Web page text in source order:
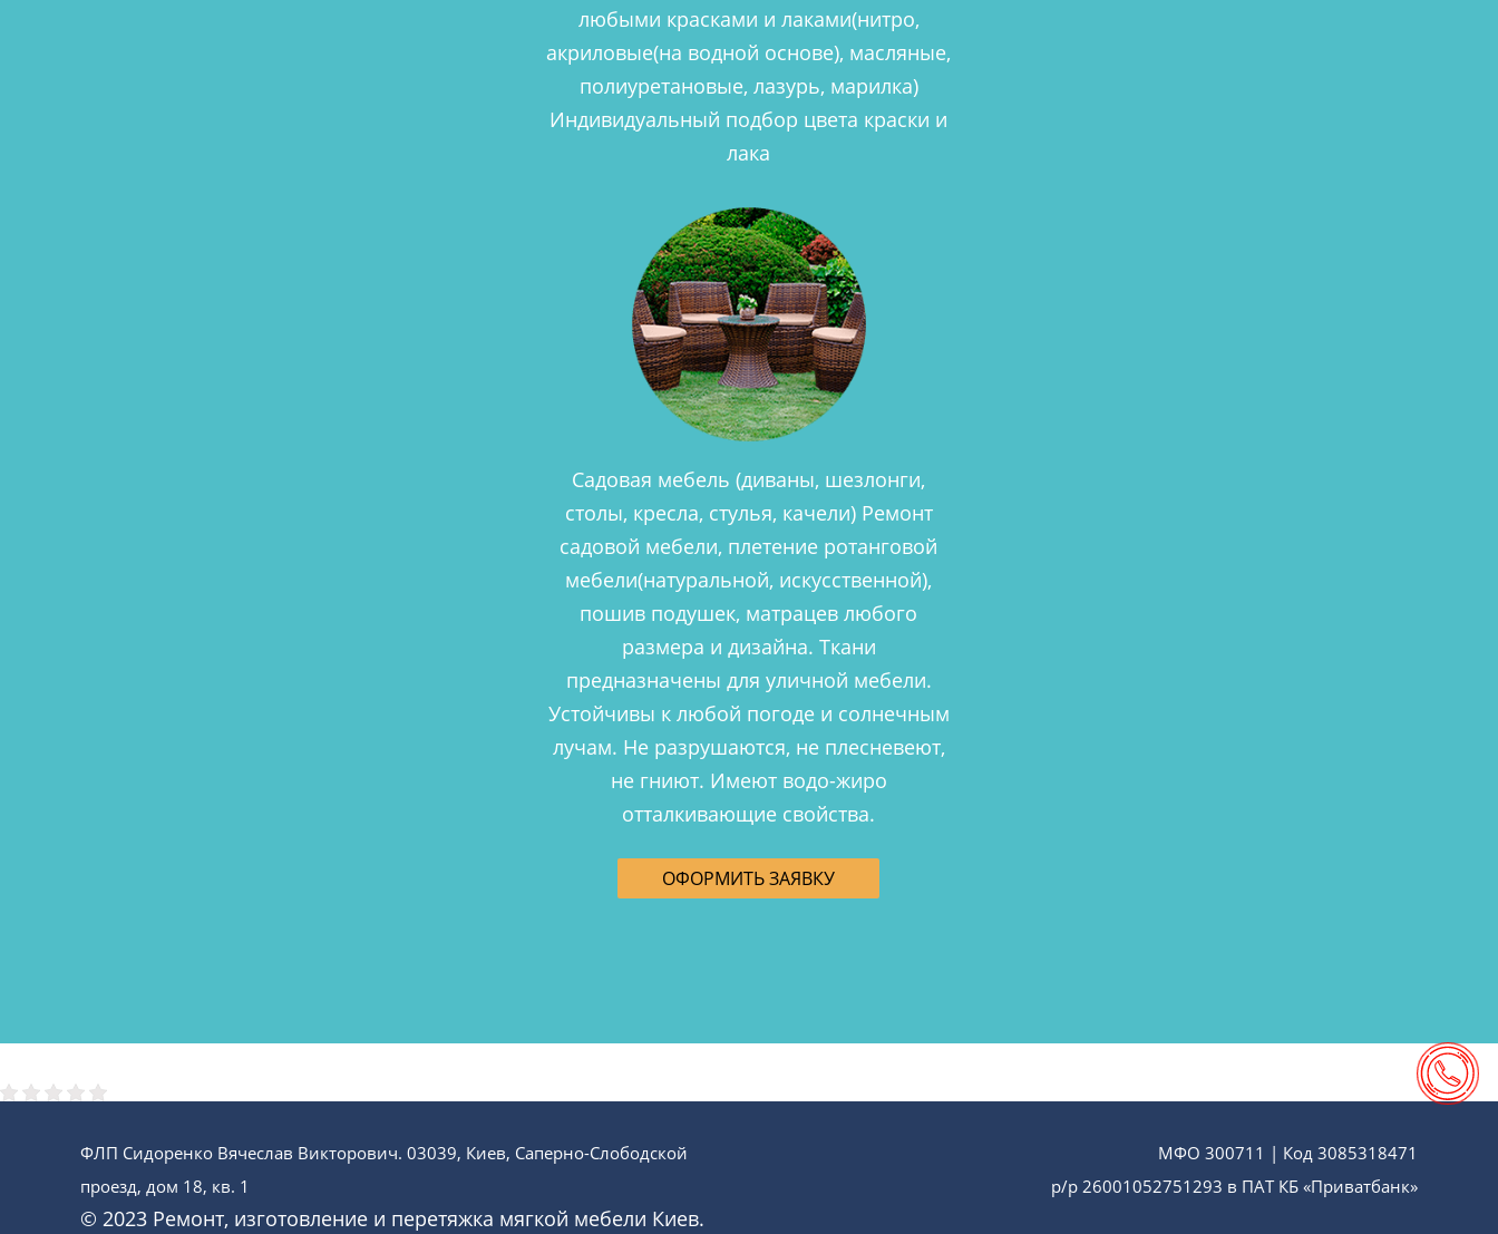
любыми красками и лаками(нитро,
акриловые(на водной основе), масляные,
полиуретановые, лазурь, марилка)
Индивидуальный подбор цвета краски и
лака
Садовая мебель (диваны, шезлонги,
столы, кресла, стулья, качели) Ремонт
садовой мебели, плетение ротанговой
мебели(натуральной, искусственной),
пошив подушек, матрацев любого
размера и дизайна. Ткани
предназначены для уличной мебели.
Устойчивы к любой погоде и солнечным
лучам. Не разрушаются, не плесневеют,
не гниют. Имеют водо-жиро
отталкивающие свойства.
ОФОРМИТЬ ЗАЯВКУ
ФЛП Сидоренко Вячеслав Викторович. 03039, Киев, Саперно-Слободской
проезд, дом 18, кв. 1
© 2023 Ремонт, изготовление и перетяжка мягкой мебели Киев.
МФО 300711 | Код 3085318471
р/р 26001052751293 в ПАТ КБ «Приватбанк»